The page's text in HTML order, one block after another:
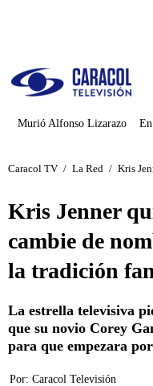
Murió Alfonso Lizarazo
Caracol TV / La Red / Kris
Kris Jenner
cambie de
la tradición
La estrella televisiva
que su novio Corey
para que empezara
Por: Caracol Televisión